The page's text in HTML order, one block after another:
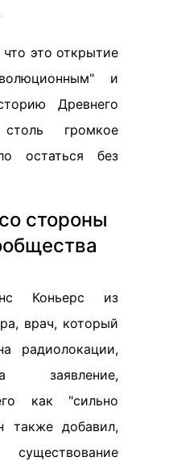
это открытие
и
Древнего
громкое
остаться без
стороны
Коньерс из
врач, который
радиолокации,
заявление,
как "сильно
также добавил,